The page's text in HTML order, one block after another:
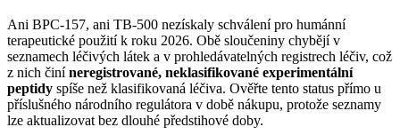
Ani BPC-157, ani TB-500 nezískaly schválení pro humánní
terapeutické použití k roku 2026. Obě sloučeniny chybějí v
seznamech léčivých látek a v prohledávatelných registrech léčiv, což
z nich činíneregistrované, neklasifikované experimentální
peptidy spíše než klasifikovaná léčiva. Ověřte tento status přímo u
příslušného národního regulátora v době nákupu, protože seznamy
lze aktualizovat bez dlouhé předstihové doby.